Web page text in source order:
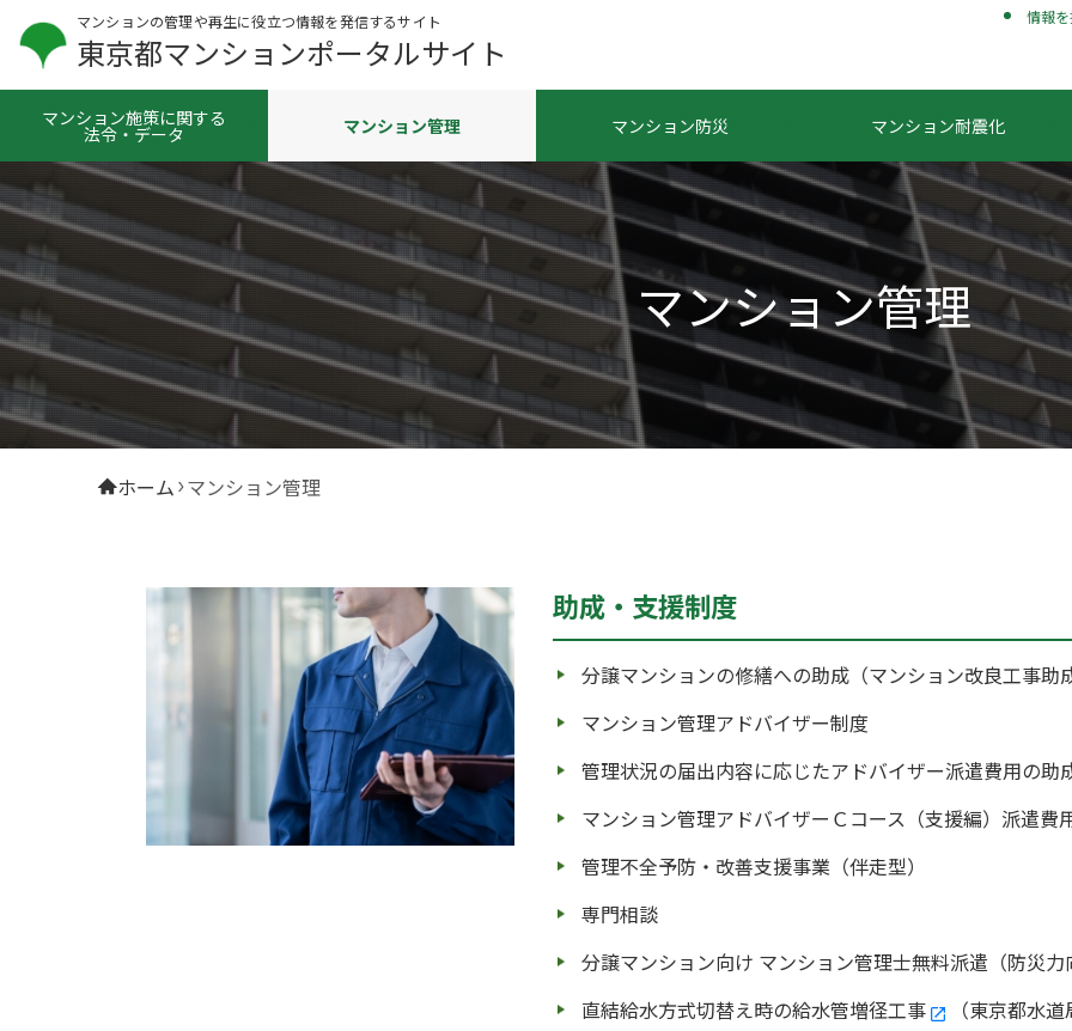
東京都マンションポータルサイト
マンションの管理や再生に役立つ情報を発信するサイト
マンション施策に関する
法令・データ マンション管理 マンション防災 マンション耐震化
情報
マンション管理
ホーム マンション管理
助成・支援制度
分譲マンションの修繕への助成（マンション改良工事助
マンション管理アドバイザー制度
管理状況の届出内容に応じたアドバイザー派遣費用の助
マンション管理アドバイザーＣコース（支援編）派遣費
管理不全予防・改善支援事業（伴走型）
専門相談
分譲マンション向け マンション管理士無料派遣（防災力
直結給水方式切替え時の給水管増径工事
（東京都水道